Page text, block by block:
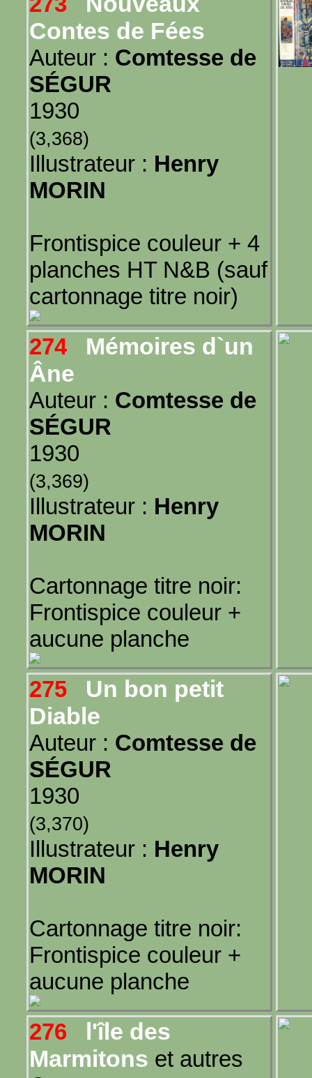
Contes de Fées
Auteur : Comtesse de
SÉGUR
1930
(3,368)
Illustrateur : Henry
MORIN
Frontispice couleur + 4
planches HT N&B (sauf
cartonnage titre noir)
274
Mémoires d`un
Âne
Auteur : Comtesse de
SÉGUR
1930
(3,369)
Illustrateur : Henry
MORIN
Cartonnage titre noir:
Frontispice couleur +
aucune planche
275
Un bon petit
Diable
Auteur : Comtesse de
SÉGUR
1930
(3,370)
Illustrateur : Henry
MORIN
Cartonnage titre noir:
Frontispice couleur +
aucune planche
276
l'île des
Marmitons et autres